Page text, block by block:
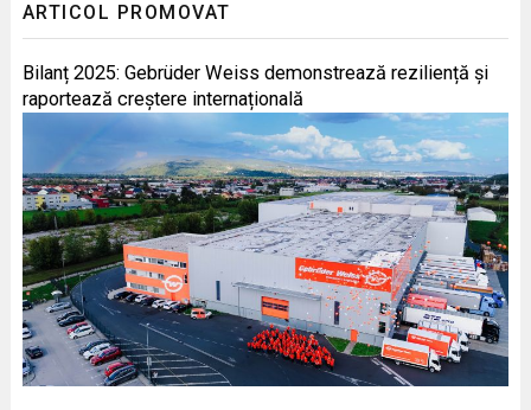
ARTICOL PROMOVAT
Bilanț 2025: Gebrüder Weiss demonstrează reziliență și
raportează creștere internațională